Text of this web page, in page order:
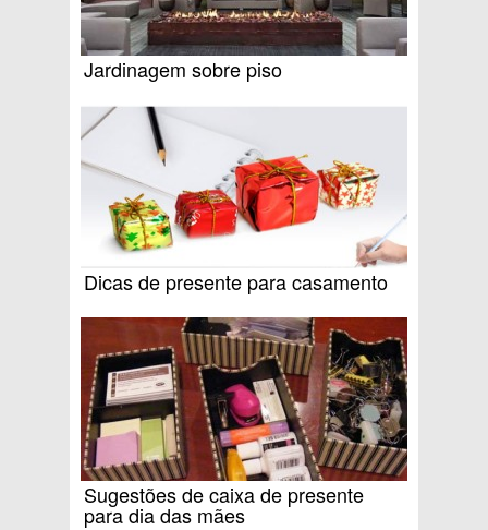
Jardinagem sobre piso
Dicas de presente para casamento
Sugestões de caixa de presente
para dia das mães